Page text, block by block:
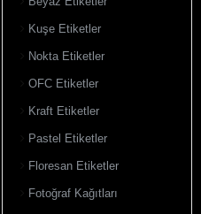
Kuşe Etiketler
Nokta Etiketler
OFC Etiketler
Kraft Etiketler
Pastel Etiketler
Floresan Etiketler
Fotoğraf Kağıtları